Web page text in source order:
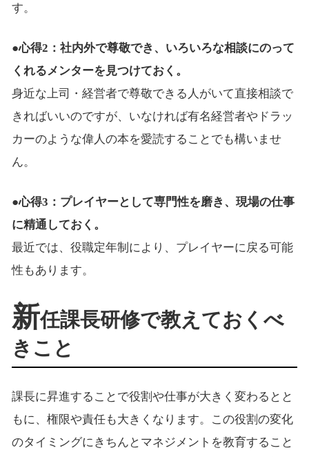
す。
●心得2：社内外で尊敬でき、いろいろな相談にのって
くれるメンターを見つけておく。
身近な上司・経営者で尊敬できる人がいて直接相談で
きればいいのですが、いなければ有名経営者やドラッ
カーのような偉人の本を愛読することでも構いませ
ん。
●心得3：プレイヤーとして専門性を磨き、現場の仕事
に精通しておく。
最近では、役職定年制により、プレイヤーに戻る可能
性もあります。
新任課長研修で教えておくべ
きこと
課長に昇進することで役割や仕事が大きく変わるとと
もに、権限や責任も大きくなります。この役割の変化
のタイミングにきちんとマネジメントを教育すること